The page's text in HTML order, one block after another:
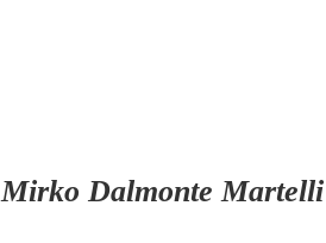
Mirko Dalmonte Martelli